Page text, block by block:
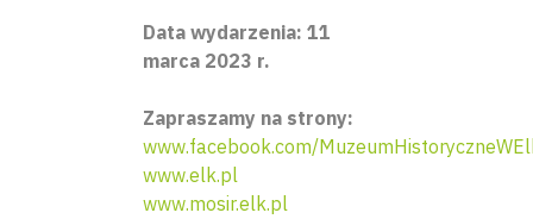
Data wydarzenia: 11
marca 2023 r.
Zapraszamy na strony:
www.facebook.com/
www.elk.pl
www.mosir.elk.pl